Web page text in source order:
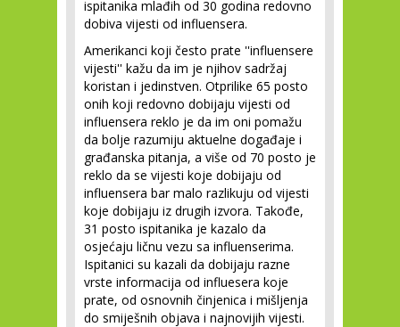
ispitanika mlađih od 30 godina redovno
dobiva vijesti od influensera.
Amerikanci koji često prate ''influensere
vijesti'' kažu da im je njihov sadržaj
koristan i jedinstven. Otprilike 65 posto
onih koji redovno dobijaju vijesti od
influensera reklo je da im oni pomažu
da bolje razumiju aktuelne događaje i
građanska pitanja, a više od 70 posto je
reklo da se vijesti koje dobijaju od
influensera bar malo razlikuju od vijesti
koje dobijaju iz drugih izvora. Takođe,
31 posto ispitanika je kazalo da
osjećaju ličnu vezu sa influenserima.
Ispitanici su kazali da dobijaju razne
vrste informacija od influesera koje
prate, od osnovnih činjenica i mišljenja
do smiješnih objava i najnovijih vijesti.